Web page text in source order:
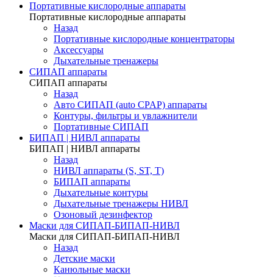
Портативные кислородные аппараты
Портативные кислородные аппараты
Назад
Портативные кислородные концентраторы
Аксессуары
Дыхательные тренажеры
СИПАП аппараты
СИПАП аппараты
Назад
Aвто СИПАП (auto CPAP) аппараты
Контуры, фильтры и увлажнители
Портативные СИПАП
БИПАП | НИВЛ аппараты
БИПАП | НИВЛ аппараты
Назад
НИВЛ аппараты (S, ST, T)
БИПАП аппараты
Дыхательные контуры
Дыхательные тренажеры НИВЛ
Озоновый дезинфектор
Маски для СИПАП-БИПАП-НИВЛ
Маски для СИПАП-БИПАП-НИВЛ
Назад
Детские маски
Канюльные маски